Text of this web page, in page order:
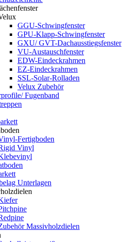
GGU-Schwingfenster
GPU-Klapp-Schwingfenster
GXU/ GVT-Dachausstiegsfenster
VU-Austauschfenster
EDW-Eindeckrahmen
EZ-Eindeckrahmen
SSL-Solar-Rolladen
Velux Zubehör
Fugenband
Fertigboden
Vinyl
Unterlagen
Massivholzdielen